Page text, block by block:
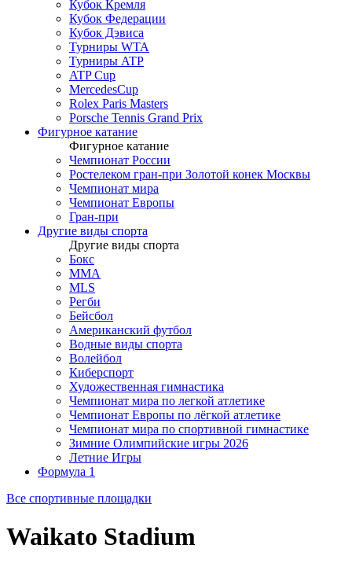
Кубок Кремля
Кубок Федерации
Кубок Дэвиса
Турниры WTA
Турниры ATP
ATP Cup
MercedesCup
Rolex Paris Masters
Porsche Tennis Grand Prix
Фигурное катание
Фигурное катание
Чемпионат России
Ростелеком гран-при Золотой конек Москвы
Чемпионат мира
Чемпионат Европы
Гран-при
Другие виды спорта
Другие виды спорта
Бокс
MMA
MLS
Регби
Бейсбол
Американский футбол
Водные виды спорта
Волейбол
Киберспорт
Художественная гимнастика
Чемпионат мира по легкой атлетике
Чемпионат Европы по лёгкой атлетике
Чемпионат мира по спортивной гимнастике
Зимние Олимпийские игры 2026
Летние Игры
Формула 1
Все спортивные площадки
Waikato Stadium